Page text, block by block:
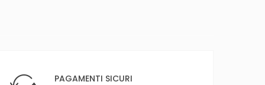
PAGAMENTI SICURI